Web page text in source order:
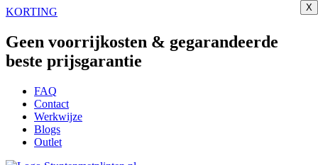
Ga
de
inhoud
KORTING
Geen voorrijkosten & gegarandeerde
beste prijsgarantie
FAQ
Contact
Werkwijze
Blogs
Outlet
X
X
X
X
X
X
X
X